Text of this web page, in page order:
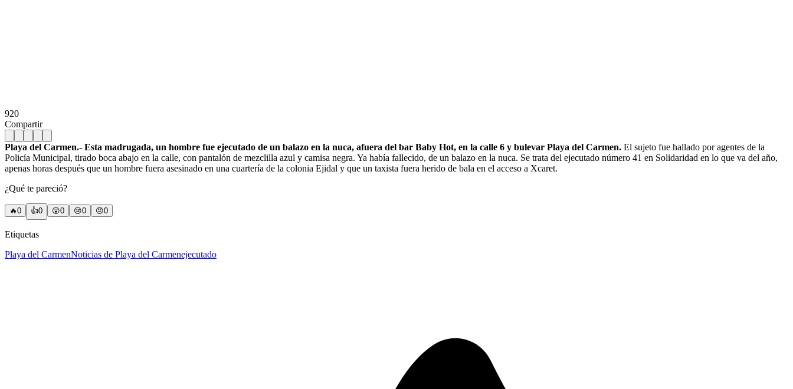
920
Compartir
Playa del Carmen.- Esta madrugada, un hombre fue ejecutado de un balazo en la nuca, afuera del bar Baby Hot, en la calle 6 y bulevar Playa del Carmen. El sujeto fue hallado por agentes de la
Policía Municipal, tirado boca abajo en la calle, con pantalón de mezclilla azul y camisa negra. Ya había fallecido, de un balazo en la nuca. Se trata del ejecutado número 41 en Solidaridad en lo que va del año,
apenas horas después que un hombre fuera asesinado en una cuartería de la colonia Ejidal y que un taxista fuera herido de bala en el acceso a Xcaret.
¿Qué te pareció?
🔥0 👍0 😲0 😢0 😠0
Etiquetas
Playa del CarmenNoticias de Playa del Carmenejecutado